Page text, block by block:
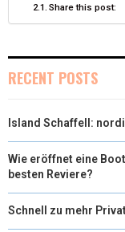
Share this post:
RECENT POSTS
Island Schaffell:
Wie eröffnet eine
besten Reviere?
Schnell zu mehr